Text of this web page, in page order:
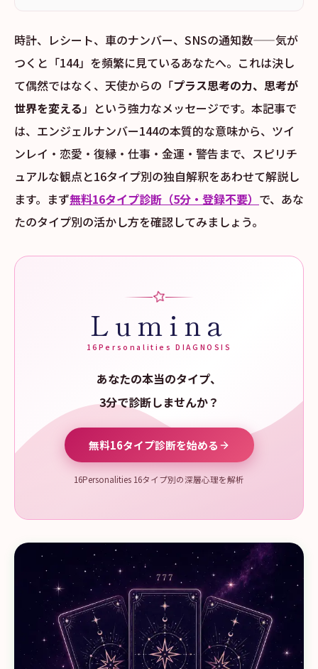
時計、レシート、車のナンバー、SNSの通知数——気が
つくと「144」を頻繁に見ているあなたへ。これは決し
て偶然ではなく、天使からの「プラス思考の力、思考が
世界を変える」という強力なメッセージです。本記事で
は、エンジェルナンバー144の本質的な意味から、ツイ
ンレイ・恋愛・復縁・仕事・金運・警告まで、スピリチ
ュアルな観点と16タイプ別の独自解釈をあわせて解説し
ます。まず無料16タイプ診断（5分・登録不要） で、あな
たのタイプ別の活かし方を確認してみましょう。
Lumina
16Personalities DIAGNOSIS
あなたの本当のタイプ、
3分で診断しませんか？
無料16タイプ診断を始める
16Personalities 16タイプ別の深層心理を解析